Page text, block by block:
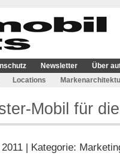
Newsletter
Über
Locations
Mobil für
| Kategorie: